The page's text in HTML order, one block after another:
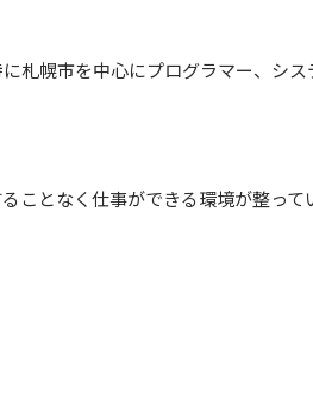
札幌市を中心にプログラマー、シ
ことなく仕事ができる環境が整って